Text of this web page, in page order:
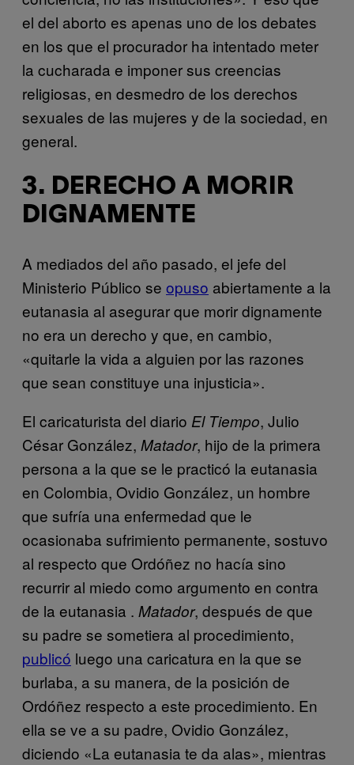
el del aborto es apenas uno de los debates
en los que el procurador ha intentado meter
la cucharada e imponer sus creencias
religiosas, en desmedro de los derechos
sexuales de las mujeres y de la sociedad, en
general.
3. DERECHO A MORIR
DIGNAMENTE
A mediados del año pasado, el jefe del
Ministerio Público se opuso abiertamente a la
eutanasia al asegurar que morir dignamente
no era un derecho y que, en cambio,
«quitarle la vida a alguien por las razones
que sean constituye una injusticia».
El caricaturista del diario El Tiempo, Julio
César González, Matador, hijo de la primera
persona a la que se le practicó la eutanasia
en Colombia, Ovidio González, un hombre
que sufría una enfermedad que le
ocasionaba sufrimiento permanente, sostuvo
al respecto que Ordóñez no hacía sino
recurrir al miedo como argumento en contra
de la eutanasia . Matador, después de que
su padre se sometiera al procedimiento,
publicó luego una caricatura en la que se
burlaba, a su manera, de la posición de
Ordóñez respecto a este procedimiento. En
ella se ve a su padre, Ovidio González,
diciendo «La eutanasia te da alas», mientras